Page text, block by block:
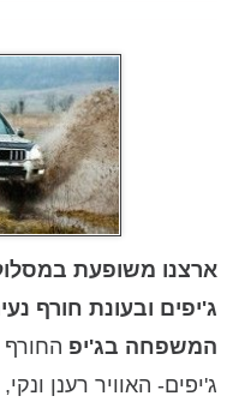
ארצנו משופעת
ג'יפים ובעונת חורף
המשפחה בג'יפ החורף
ג'יפים- האוויר רענן